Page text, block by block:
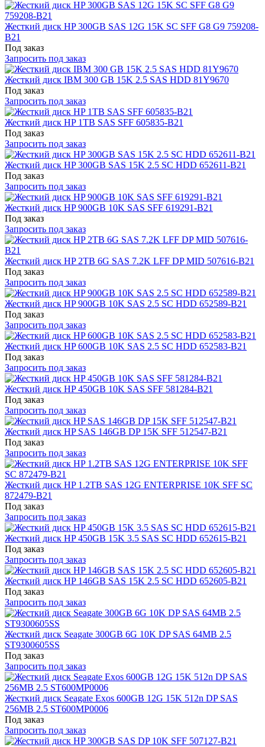
Жесткий диск HP 300GB SAS 12G 15K SC SFF G8 G9 759208-
B21
Под заказ
Запросить под заказ
Жесткий диск IBM 300 GB 15K 2.5 SAS HDD 81Y9670
Под заказ
Запросить под заказ
Жесткий диск HP 1TB SAS SFF 605835-B21
Под заказ
Запросить под заказ
Жесткий диск HP 300GB SAS 15K 2.5 SC HDD 652611-B21
Под заказ
Запросить под заказ
Жесткий диск HP 900GB 10K SAS SFF 619291-B21
Под заказ
Запросить под заказ
Жесткий диск HP 2TB 6G SAS 7.2K LFF DP MID 507616-B21
Под заказ
Запросить под заказ
Жесткий диск HP 900GB 10K SAS 2.5 SC HDD 652589-B21
Под заказ
Запросить под заказ
Жесткий диск HP 600GB 10K SAS 2.5 SC HDD 652583-B21
Под заказ
Запросить под заказ
Жесткий диск HP 450GB 10K SAS SFF 581284-B21
Под заказ
Запросить под заказ
Жесткий диск HP SAS 146GB DP 15K SFF 512547-B21
Под заказ
Запросить под заказ
Жесткий диск HP 1.2TB SAS 12G ENTERPRISE 10K SFF SC
872479-B21
Под заказ
Запросить под заказ
Жесткий диск HP 450GB 15K 3.5 SAS SC HDD 652615-B21
Под заказ
Запросить под заказ
Жесткий диск HP 146GB SAS 15K 2.5 SC HDD 652605-B21
Под заказ
Запросить под заказ
Жесткий диск Seagate 300GB 6G 10K DP SAS 64MB 2.5
ST9300605SS
Под заказ
Запросить под заказ
Жесткий диск Seagate Exos 600GB 12G 15K 512n DP SAS
256MB 2.5 ST600MP0006
Под заказ
Запросить под заказ